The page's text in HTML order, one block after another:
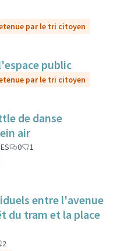
par le tri citoyen
public
par le tri citoyen
de danse
air
0
1
entre l'avenue
du tram et la place
2